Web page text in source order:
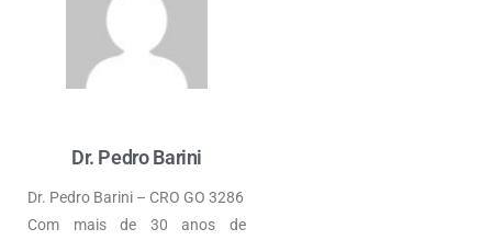
Dr. Pedro Barini
Dr. Pedro Barini – CRO GO 3286
Com mais de 30 anos de